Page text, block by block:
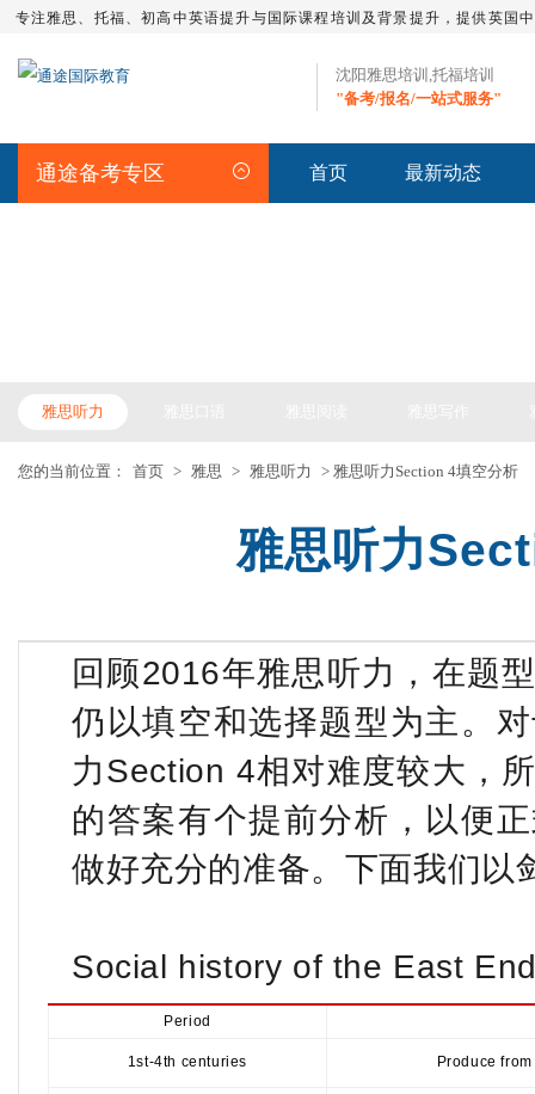
专注雅思、托福、初高中英语提升与国际课程培训及背景提升，提供英国
沈阳雅思培训,托福培训
"备考/报名/一站式服务"
通途备考专区 首页 最新动态
雅思听力
您的当前位置： 首页 > 雅思 > 雅思听力 > 雅思听力Section 4填空分析
雅思听力
回顾2016年雅思听力，在题
仍以填空和选择题型为主。
力Section 4相对难度较大，
的答案有个提前分析，以便
做好充分的准备。下面我们
Social history of the East
Period
1st-4th centuries Produce